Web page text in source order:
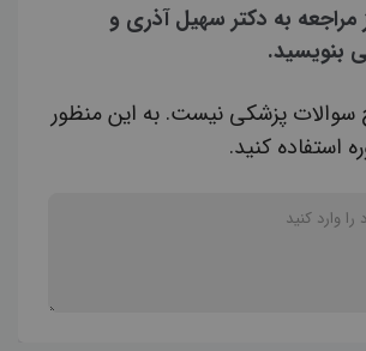
مراجعه به دکتر سهیل آذری و
بنویسید.
سوالات پزشکی نیست. به این منظور
استفاده کنید.